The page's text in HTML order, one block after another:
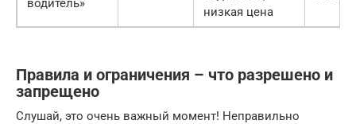
водитель»
низкая цена
Правила и ограничения – что разрешено и
запрещено
Слушай, это очень важный момент! Неправильно